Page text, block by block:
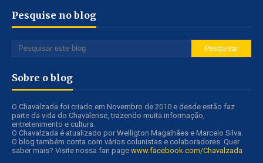
Pesquise no blog
Sobre o blog
O Chavalzada foi criado em Novembro de 2010 e desde estão faz
parte da vida do Chavalense, trazendo muita informação,
entretenimento e cultura.
O Chavalzada é atualizado por Welligton Magalhães e Marcelo Silva.
O blog também conta com vários colunistas e colaboradores. Quer
saber mais? Visite nossa fan page www.facebook.com/Chavalzada